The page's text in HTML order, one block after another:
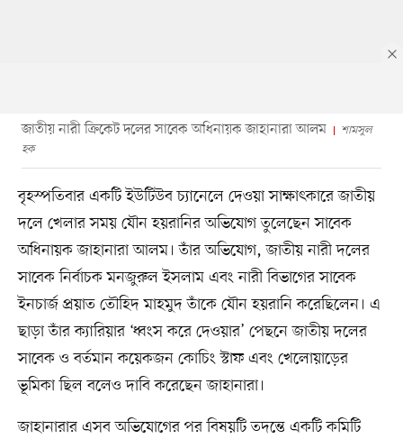
জাতীয় নারী ক্রিকেট দলের সাবেক অধিনায়ক জাহানারা আলম
শামসুল
হক
বৃহস্পতিবার একটি ইউটিউব চ্যানেলে দেওয়া সাক্ষাৎকারে জাতীয়
দলে খেলার সময় যৌন হয়রানির অভিযোগ তুলেছেন সাবেক
অধিনায়ক জাহানারা আলম। তাঁর অভিযোগ, জাতীয় নারী দলের
সাবেক নির্বাচক মনজুরুল ইসলাম এবং নারী বিভাগের সাবেক
ইনচার্জ প্রয়াত তৌহিদ মাহমুদ তাঁকে যৌন হয়রানি করেছিলেন। এ
ছাড়া তাঁর ক্যারিয়ার ‘ধ্বংস করে দেওয়ার’ পেছনে জাতীয় দলের
সাবেক ও বর্তমান কয়েকজন কোচিং স্টাফ এবং খেলোয়াড়ের
ভূমিকা ছিল বলেও দাবি করেছেন জাহানারা।
জাহানারার এসব অভিযোগের পর বিষয়টি তদন্তে একটি কমিটি